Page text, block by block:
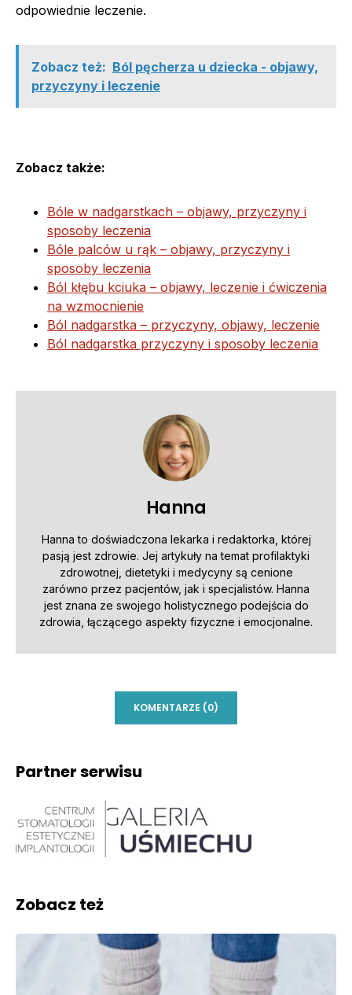
odpowiednie leczenie.
Zobacz też: Ból pęcherza u dziecka - objawy,
przyczyny i leczenie
Zobacz także:
Bóle w nadgarstkach – objawy, przyczyny i
sposoby leczenia
Bóle palców u rąk – objawy, przyczyny i
sposoby leczenia
Ból kłębu kciuka – objawy, leczenie i ćwiczenia
na wzmocnienie
Ból nadgarstka – przyczyny, objawy, leczenie
Ból nadgarstka przyczyny i sposoby leczenia
Hanna
Hanna to doświadczona lekarka i redaktorka, której
pasją jest zdrowie. Jej artykuły na temat profilaktyki
zdrowotnej, dietetyki i medycyny są cenione
zarówno przez pacjentów, jak i specjalistów. Hanna
jest znana ze swojego holistycznego podejścia do
zdrowia, łączącego aspekty fizyczne i emocjonalne.
KOMENTARZE (0)
Partner serwisu
Zobacz też